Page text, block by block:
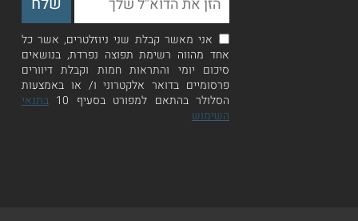
אני מאשר קבלת שני ניוזלטרים, אשר כל
אחד מהווה רשימת תפוצה נפרדת, בנושאים
סיכום יומי והתראות חמות וקבלת דיוורים
פרסומיים בדואר אלקטרוני ו/ או באמצעות
הסלולר בהתאם למפורט בסעיף 10
בתנאי
השימוש